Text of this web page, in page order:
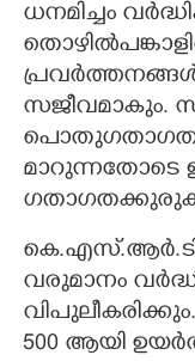
ധനമിച്ചം
സജീവമാകും.
വരുമാനം
500 ആയി